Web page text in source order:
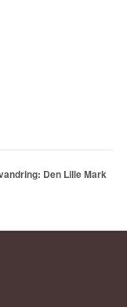
Den Lille Mark